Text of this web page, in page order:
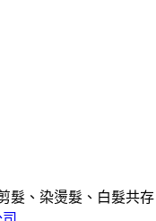
髮、染燙髮、白髮共存